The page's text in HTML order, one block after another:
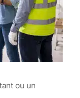
ou un